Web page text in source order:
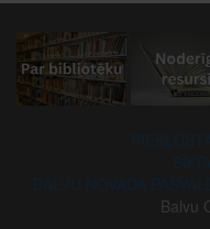
Balvu